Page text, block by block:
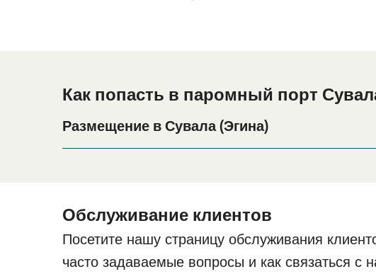
Как попасть в паромный порт
Размещение в Сувала (Эгина)
Обслуживание клиентов
Посетите нашу страницу обслуживания
часто задаваемые вопросы и как связаться